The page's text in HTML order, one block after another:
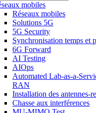
mobiles
Réseaux mobiles
Solutions 5G
5G Security
Synchronisation temps et
6G Forward
AI Testing
AIOps
Automated Lab-as-a-
RAN
Installation des antennes-
Chasse aux interférences